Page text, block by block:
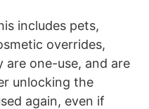
includes pets,
overrides,
are one-use, and are
unlocking the
again, even if